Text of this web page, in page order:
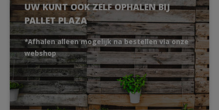
UW KUNT OOK ZELF OPHALEN BIJ
PALLET PLAZA
*Afhalen alleen mogelijk na bestellen via onze
webshop